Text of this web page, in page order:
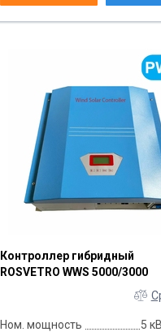
Контроллер гибридный
ROSVETRO WWS 5000/3000
Ном. мощность
5